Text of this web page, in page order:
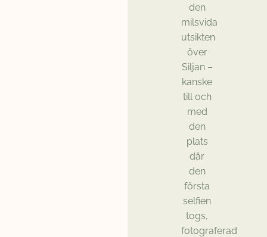
den
milsvida
utsikten
över
Siljan –
kanske
till och
med
den
plats
där
den
första
selfien
togs,
fotograferad